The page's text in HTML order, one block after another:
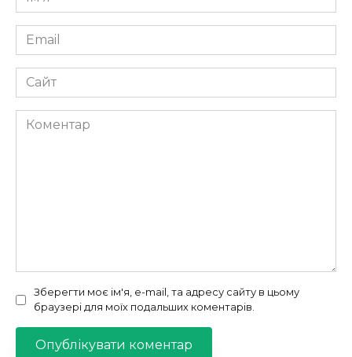
*
Email
*
Сайт
Коментар
Зберегти моє ім'я, e-mail, та адресу сайту в цьому
браузері для моїх подальших коментарів.